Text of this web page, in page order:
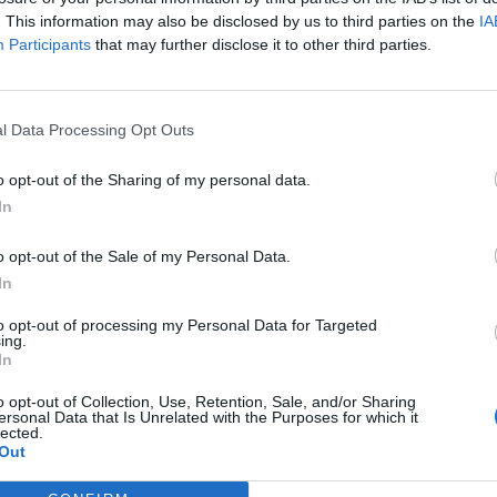
This information may also be disclosed by us to third parties on the
Participants that may further disclose it to other third parties.
Data Processing Opt Outs
opt-out of the Sharing of my personal data.
opt-out of the Sale of my Personal Data.
opt-out of processing my Personal Data for Targeted
opt-out of Collection, Use, Retention, Sale, and/or Sharing
Data that Is Unrelated with the Purposes for which it
СДСМ, која го донесе Преспанскиот
пораки кои што се полни со конструкции и
одговарајќи на новинарско прашање.
смееме да го заборавиме е дека тогашните
големи придобивки од потпишувањето на
здравство, бесплатно и поквалитетно
ќе влеземе во НАТО, веднаш ќе ги
Ништо од тоа не се случи. Ако се искучи
случи. Поучени од тие лекции од минатото